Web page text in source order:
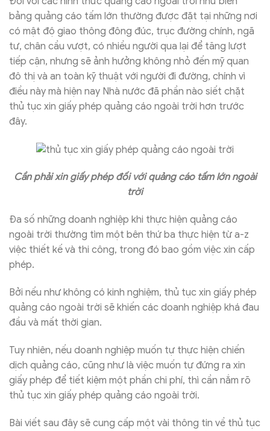
bảng quảng cáo tấm lớn thường được đặt tại những nơi
có mật độ giao thông đông đúc, trục đường chính, ngã
tư, chân cầu vượt, có nhiều người qua lại để tăng lượt
tiếp cận, nhưng sẽ ảnh hưởng không nhỏ đến mỹ quan
đô thị và an toàn kỹ thuật với người đi đường, chính vì
điều này mà hiện nay Nhà nước đã phần nào siết chặt
thủ tục xin giấy phép quảng cáo ngoài trời hơn trước
đây.
Cần phải xin giấy phép đối với quảng cáo tấm lớn ngoài
trời
Đa số những doanh nghiệp khi thực hiện quảng cáo
ngoài trời thường tìm một bên thứ ba thực hiện từ a-z
việc thiết kế và thi công, trong đó bao gồm việc xin cấp
phép.
Bởi nếu như không có kinh nghiệm, thủ tục xin giấy phép
quảng cáo ngoài trời sẽ khiến các doanh nghiệp khá đau
đầu và mất thời gian.
Tuy nhiên, nếu doanh nghiệp muốn tự thực hiện chiến
dịch quảng cáo, cũng như là việc muốn tự đứng ra xin
giấy phép để tiết kiệm một phần chi phí, thì cần nắm rõ
thủ tục xin giấy phép quảng cáo ngoài trời.
Bài viết sau đây sẽ cung cấp một vài thông tin về thủ tục